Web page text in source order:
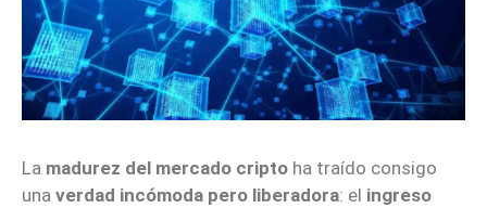
La madurez del mercado cripto ha traído consigo
una verdad incómoda pero liberadora: el ingreso